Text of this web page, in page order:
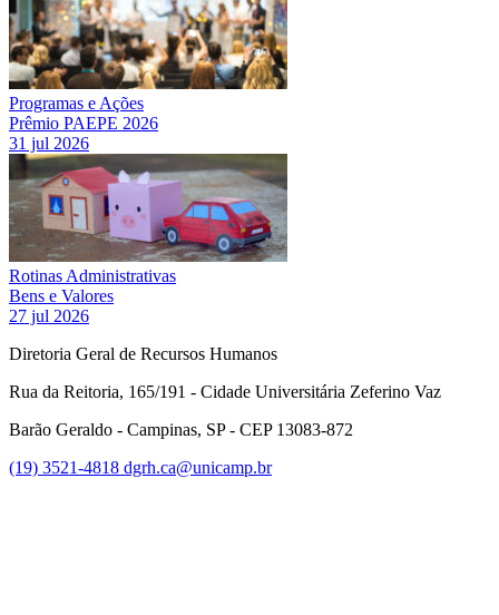
Programas e Ações
Prêmio PAEPE 2026
31 jul 2026
Rotinas Administrativas
Bens e Valores
27 jul 2026
Diretoria Geral de Recursos Humanos
Rua da Reitoria, 165/191 - Cidade Universitária Zeferino Vaz
Barão Geraldo - Campinas, SP - CEP 13083-872
(19) 3521-4818 dgrh.ca@unicamp.br